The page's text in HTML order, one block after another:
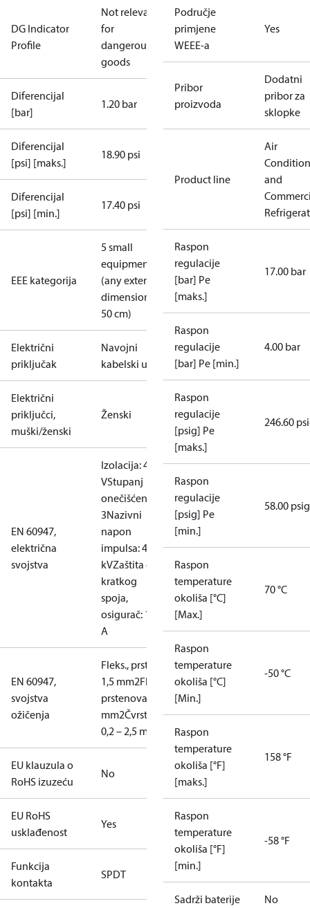
DG Indicator
Profile
Not relevant
for
dangerous
goods
Diferencijal
[bar]
1.20 bar
Diferencijal
[psi] [maks.]
18.90 psi
Diferencijal
[psi] [min.]
17.40 psi
EEE kategorija
5 small
equipment
(any external
dimension <
50 cm)
Električni
priključak
Navojni
kabelski ulaz
Električni
priključci,
muški/ženski
Ženski
EN 60947,
električna
svojstva
Izolacija: 400
VStupanj
onečišćenja:
3Nazivni
napon
impulsa: 4
kVZaštita od
kratkog
spoja,
osigurač: 10
A
EN 60947,
svojstva
ožičenja
Fleks., prstenovi: 0,2 –
1,5 mm2Fleks., bez
prstenova: 0,2 – 2,5
mm2Čvrsto/pričvršćeno:
0,2 – 2,5 mm2
EU klauzula o
RoHS izuzeću
No
EU RoHS
usklađenost
Yes
Funkcija
kontakta
SPDT
Područje
primjene
WEEE-a
Yes
Pribor
proizvoda
Dodatni
pribor za
sklopke
Product line
Air
and
Raspon
regulacije
[bar] Pe
[maks.]
17.00 bar
Raspon
regulacije
[bar] Pe [min.]
4.00 bar
Raspon
regulacije
[psig] Pe
[maks.]
246.60
Raspon
regulacije
[psig] Pe
[min.]
58.00 psig
Raspon
temperature
okoliša [°C]
[Max.]
70 °C
Raspon
temperature
okoliša [°C]
[Min.]
-50 °C
Raspon
temperature
okoliša [°F]
[maks.]
158 °F
Raspon
temperature
okoliša [°F]
[min.]
-58 °F
Sadrži baterije No